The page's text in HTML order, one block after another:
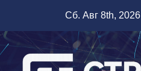
содержимому
Сб. Авг 8th, 2026